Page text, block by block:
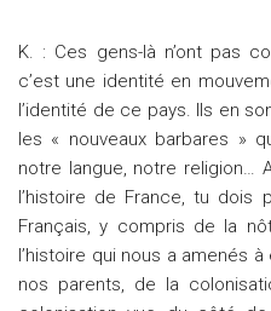
K. : Ces gens-là n’ont pas
c’est une identité en
l’identité de ce pays. Ils en
les « nouveaux barbares »
notre langue, notre religion…
l’histoire de France, tu dois
Français, y compris de la
l’histoire qui nous a amenés
nos parents, de la